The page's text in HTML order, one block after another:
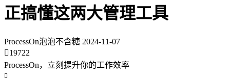
正搞懂这两大管理工具
ProcessOn泡泡不含糖 2024-11-07
19722
ProcessOn，立刻提升你的工作效率
